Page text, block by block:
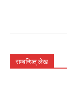
सम्बन्धित् लेख